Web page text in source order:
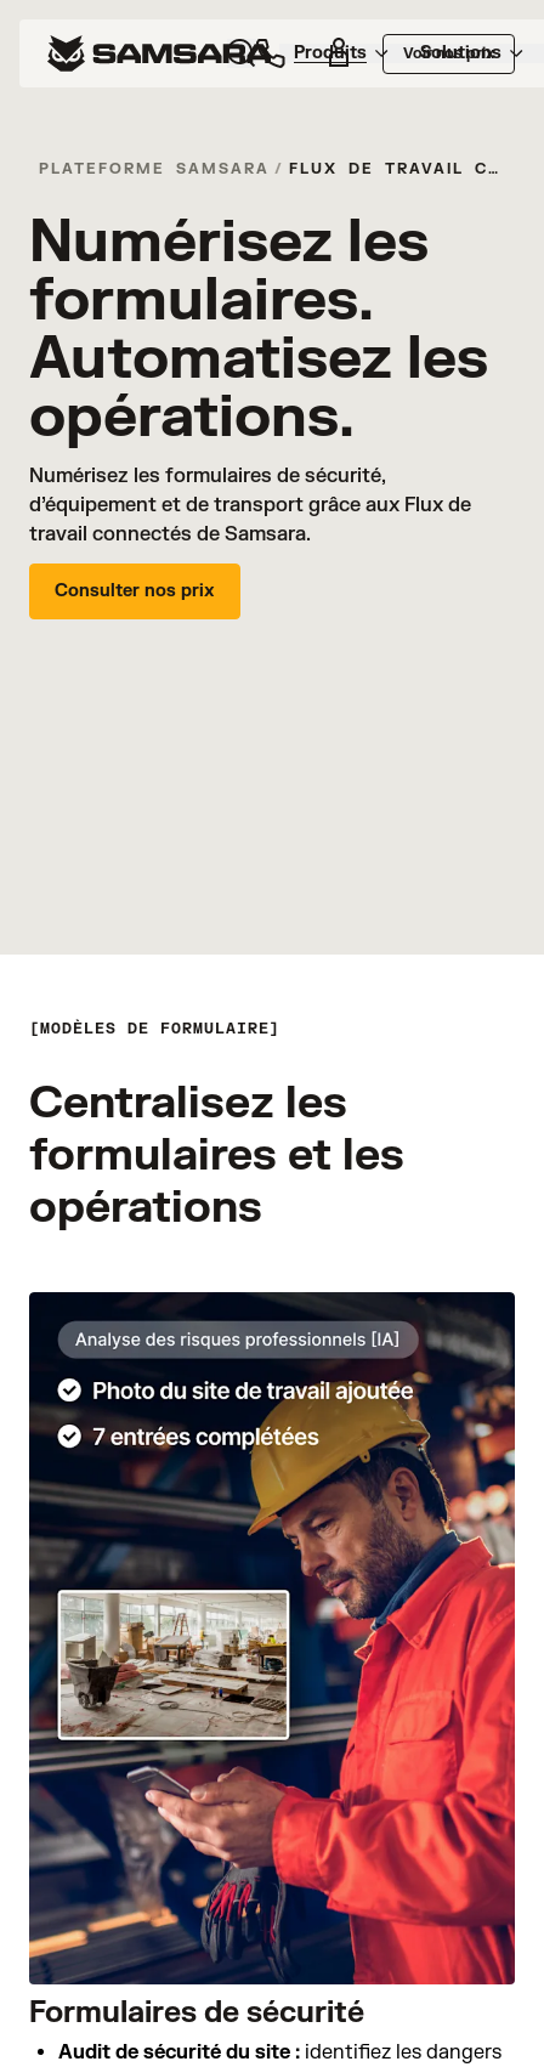
Produits Solutions
Voir nos prix
PLATEFORME SAMSARA / FLUX DE TRAVAIL CONNECTÉS
Numérisez les
formulaires.
Automatisez les
opérations.
Numérisez les formulaires de sécurité,
d’équipement et de transport grâce aux Flux de
travail connectés de Samsara.
Consulter nos prix
MODÈLES DE FORMULAIRE
Centralisez les
formulaires et les
opérations
Formulaires de sécurité
Audit de sécurité du site : identifiez les dangers